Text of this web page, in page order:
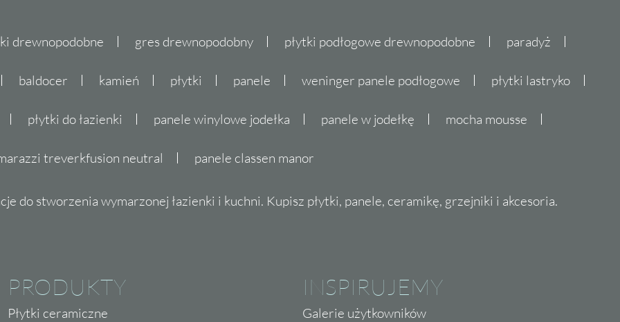
drewnopodobne gres drewnopodobny płytki podłogowe drewnopodobne paradyż
baldocer kamień płytki panele weninger panele podłogowe płytki lastryko
płytki do łazienki panele winylowe jodełka panele w jodełkę mocha mousse
treverkfusion neutral panele classen manor
do stworzenia wymarzonej łazienki i kuchni. Kupisz płytki, panele, ceramikę, grzejniki i akcesoria.
PRODUKTY
Płytki ceramiczne
INSPIRUJEMY
Galerie użytkowników